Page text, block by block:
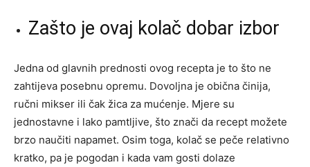
Zašto je ovaj kolač dobar izbor
Jedna od glavnih prednosti ovog recepta je to što ne
zahtijeva posebnu opremu. Dovoljna je obična činija,
ručni mikser ili čak žica za mućenje. Mjere su
jednostavne i lako pamtljive, što znači da recept možete
brzo naučiti napamet. Osim toga, kolač se peče relativno
kratko, pa je pogodan i kada vam gosti dolaze